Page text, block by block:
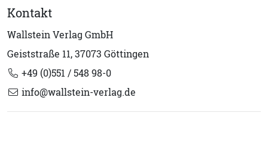
Kontakt
Wallstein Verlag GmbH
Geiststraße 11, 37073 Göttingen
+49 (0)551 / 548 98-0
info@wallstein-verlag.de